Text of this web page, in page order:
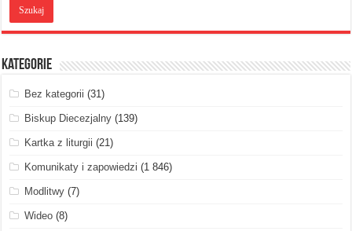
Kategorie
Bez kategorii (31)
Biskup Diecezjalny (139)
Kartka z liturgii (21)
Komunikaty i zapowiedzi (1 846)
Modlitwy (7)
Wideo (8)